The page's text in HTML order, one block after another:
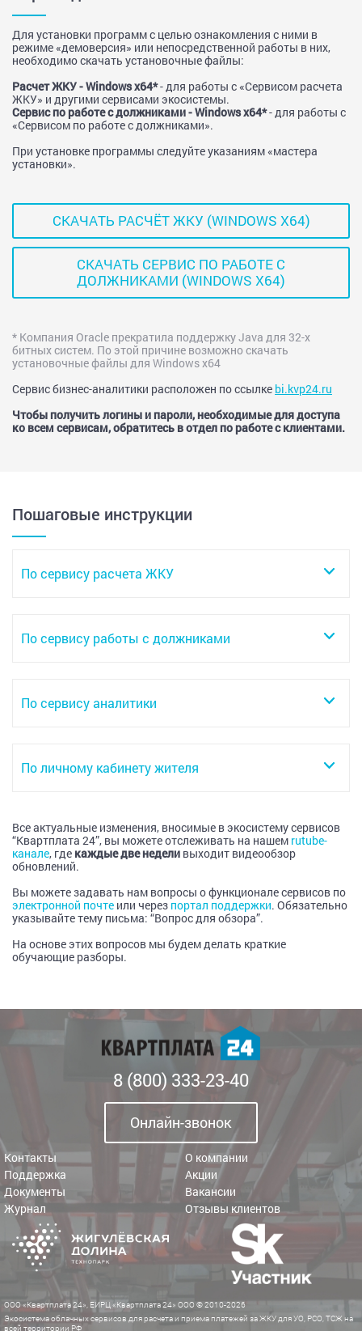
Для установки программ с целью ознакомления с ними в
режиме «демоверсия» или непосредственной работы в них,
необходимо скачать установочные файлы:
Расчет ЖКУ - Windows x64*- для работы с «Сервисом расчета
ЖКУ» и другими сервисами экосистемы.
Сервис по работе с должниками - Windows x64*- для работы с
«Сервисом по работе с должниками».
При установке программы следуйте указаниям «мастера
установки».
СКАЧАТЬ РАСЧЁТ ЖКУ (WINDOWS X64)
СКАЧАТЬ СЕРВИС ПО РАБОТЕ С
ДОЛЖНИКАМИ (WINDOWS X64)
* Компания Oracle прекратила поддержку Java для 32-x
битных систем. По этой причине возможно скачать
установочные файлы для Windows x64
Сервис бизнес-аналитики расположен по ссылке bi.kvp24.ru
Чтобы получить логины и пароли, необходимые для доступа
ко всем сервисам, обратитесь в отдел по работе с клиентами.
Пошаговые инструкции
По сервису расчета ЖКУ
По сервису работы с должниками
По сервису аналитики
По личному кабинету жителя
Все актуальные изменения, вносимые в экосистему сервисов
“Квартплата 24”, вы можете отслеживать на нашем rutube-
канале, где каждые две недели выходит видеообзор
обновлений.
Вы можете задавать нам вопросы о функционале сервисов по
электронной почте или через портал поддержки. Обязательно
указывайте тему письма: “Вопрос для обзора”.
На основе этих вопросов мы будем делать краткие
обучающие разборы.
8 (800) 333-23-40
Онлайн-звонок
Контакты
Поддержка
Документы
Журнал
О компании
Акции
Вакансии
Отзывы клиентов
ООО «Квартплата 24», ЕИРЦ «Квартплата 24» ООО © 2010-2026
Экосистема облачных сервисов для расчета и приема платежей за ЖКУ для УО, РСО, ТСЖ на
всей территории РФ